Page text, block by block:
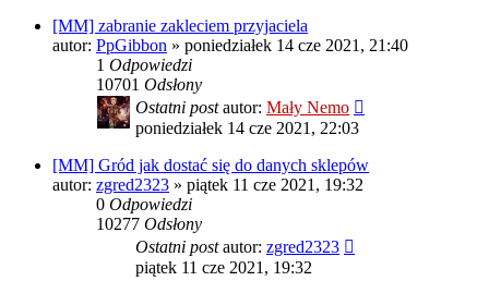
[MM] zabranie zakleciem przyjaciela
autor: PpGibbon » poniedziałek 14 cze 2021, 21:40
1 Odpowiedzi
10701 Odsłony
Ostatni postautor: Mały Nemo
poniedziałek 14 cze 2021, 22:03
[MM] Gród jak dostać się do danych sklepów
autor: zgred2323 » piątek 11 cze 2021, 19:32
0 Odpowiedzi
10277 Odsłony
Ostatni postautor: zgred2323
piątek 11 cze 2021, 19:32